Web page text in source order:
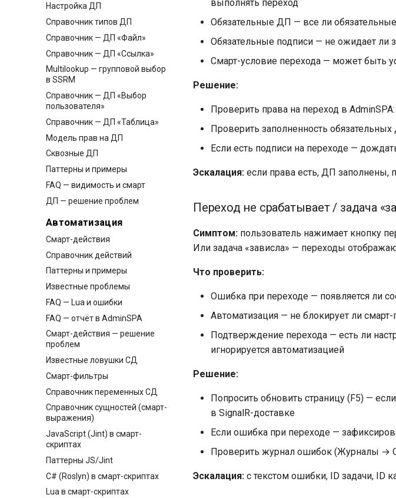
Настройка ДП
Справочник типов ДП
Справочник — ДП «Файл»
Справочник — ДП «Ссылка»
Multilookup — групповой выбор
в SSRM
Справочник — ДП «Выбор
пользователя»
Справочник — ДП «Таблица»
Модель прав на ДП
Сквозные ДП
Паттерны и примеры
FAQ — видимость и смарт
ДП — решение проблем
Автоматизация
Смарт-действия
Справочник действий
Паттерны и примеры
Известные проблемы
FAQ — Lua и ошибки
FAQ — отчёт в AdminSPA
Смарт-действия — решение
проблем
Известные ловушки СД
Смарт-фильтры
Справочник переменных СД
Справочник сущностей (смарт-
выражения)
JavaScript (Jint) в смарт-
скриптах
Паттерны JS/Jint
C# (Roslyn) в смарт-скриптах
Lua в смарт-скриптах
выполнять переход
Обязательные ДП — все ли
Обязательные подписи — не ожидает ли
Смарт-условие перехода — может быть
Решение:
Проверить права на переход в
Проверить заполненность
Если есть подписи на переходе —
Эскалация: если права есть, ДП заполнены,
Переход не срабатывает / задача
Симптом: пользователь нажимает кнопку
Или задача «зависла» — переходы
Что проверить:
Ошибка при переходе — появляется ли
Автоматизация — не блокирует ли
Подтверждение перехода — есть ли
игнорируется автоматизацией
Решение:
Попросить обновить страницу (F5) —
в SignalR-доставке
Если ошибка при переходе —
Проверить журнал ошибок (Журналы →
Эскалация: с текстом ошибки, ID задачи, ID